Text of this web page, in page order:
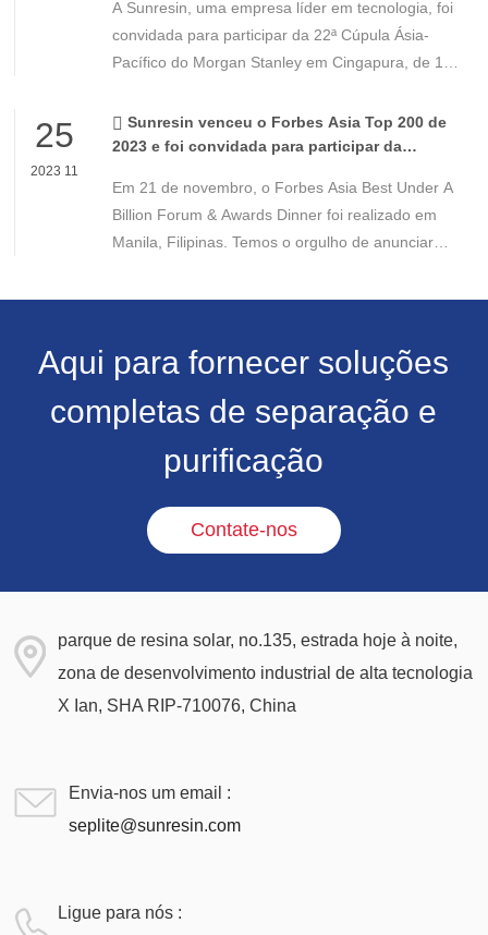
A Sunresin, uma empresa líder em tecnologia, foi
convidada para participar da 22ª Cúpula Ásia-
Pacífico do Morgan Stanley em Cingapura, de 15
conferência fundamental para investidores
institucionais na região Ásia-Pacífico.
25
2023 11
Sunresin venceu o Forbes Asia Top 200 de
2023 e foi convidada para participar da
Em 21 de novembro, o Forbes Asia Best Under A
Billion Forum & Awards Dinner foi realizado em
Manila, Filipinas. Temos o orgulho de anunciar
convidado a participar da cerimônia de premiação
desde 2020.
Aqui para fornecer soluções
completas de separação e
purificação
Contate-nos
parque de resina solar, no.135, estrada hoje à noite,
zona de desenvolvimento industrial de alta tecnologia
X Ian, SHA RIP-710076, China
Envia-nos um email :
seplite@sunresin.com
Ligue para nós :